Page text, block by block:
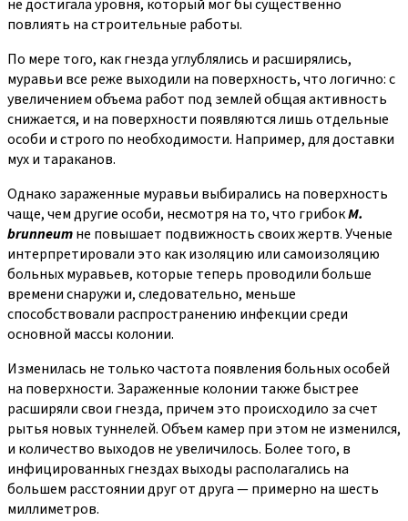
не достигала уровня, который мог бы существенно
повлиять на строительные работы.
По мере того, как гнезда углублялись и расширялись,
муравьи все реже выходили на поверхность, что логично: с
увеличением объема работ под землей общая активность
снижается, и на поверхности появляются лишь отдельные
особи и строго по необходимости. Например, для доставки
мух и тараканов.
Однако зараженные муравьи выбирались на поверхность
чаще, чем другие особи, несмотря на то, что грибокM.
brunneumне повышает подвижность своих жертв. Ученые
интерпретировали это как изоляцию или самоизоляцию
больных муравьев, которые теперь проводили больше
времени снаружи и, следовательно, меньше
способствовали распространению инфекции среди
основной массы колонии.
Изменилась не только частота появления больных особей
на поверхности. Зараженные колонии также быстрее
расширяли свои гнезда, причем это происходило за счет
рытья новых туннелей. Объем камер при этом не изменился,
и количество выходов не увеличилось. Более того, в
инфицированных гнездах выходы располагались на
большем расстоянии друг от друга — примерно на шесть
миллиметров.